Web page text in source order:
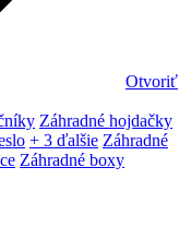
Otvoriť
Záhradné hojdačky
+ 3 ďalšie Záhradné
Záhradné boxy